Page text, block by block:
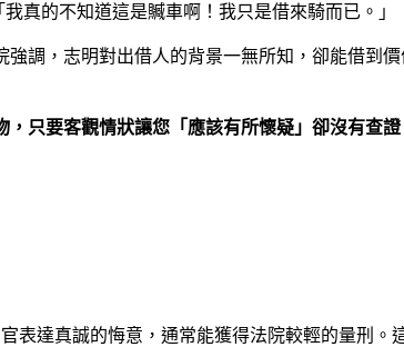
真的不知道這是贓車啊！我只是借來騎而已。」
調，志明對出借人的背景一無所知，卻能借到
，只要客觀情狀讓您「應該有所懷疑」卻沒有查
表達真誠的悔意，通常能獲得法院較輕的量刑。